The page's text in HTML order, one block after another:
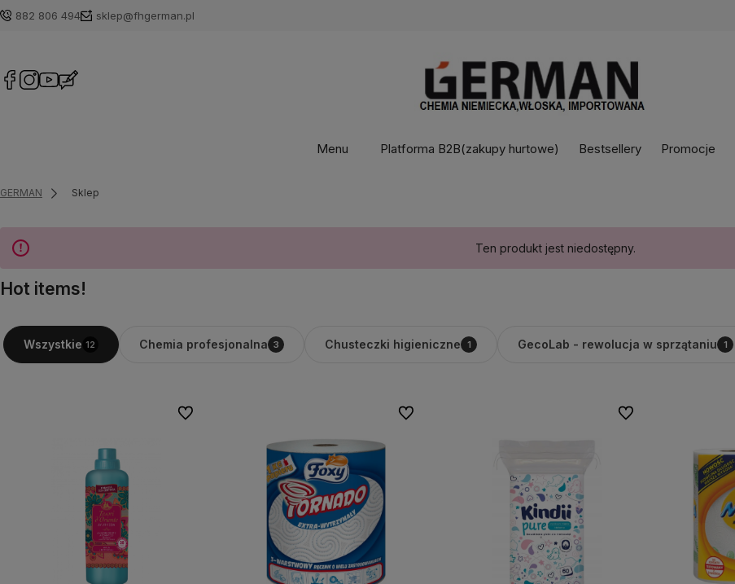
882 806 494 sklep@fhgerman.pl
Menu Platforma B2B(zakupy hurtowe) Bestsellery Promocje
GERMAN Sklep
Ten produkt jest niedostępny.
Hot items!
Wszystkie 12 Chemia profesjonalna 3 Chusteczki higieniczne 1 GecoLab - rewolucja w sprzątaniu 1
Do ulubionych Do ulubionych Do ulubionych